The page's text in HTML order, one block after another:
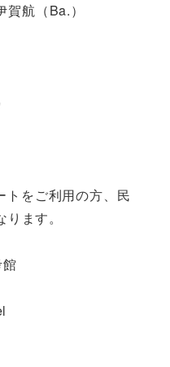
航（Ba.）
トをご利用の方、民
ます。